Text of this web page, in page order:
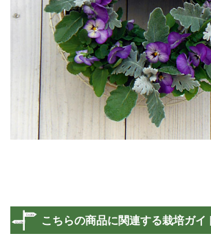
こちらの商品に関連する栽培ガイ